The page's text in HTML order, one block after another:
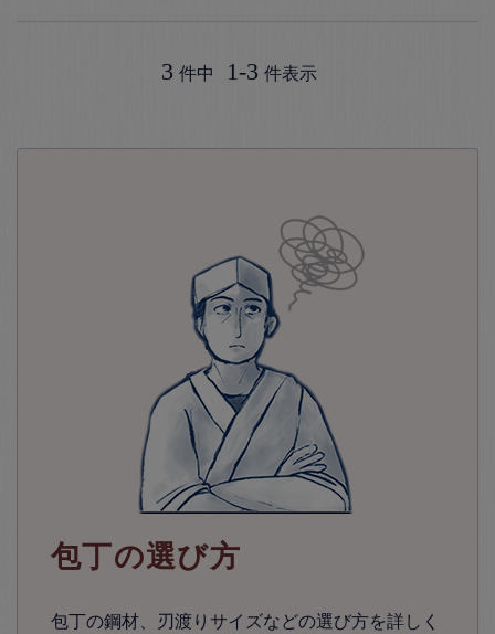
3 件中 1 -3 件表示
包丁の選び方
包丁の鋼材、刃渡りサイズなどの選び方を詳しく